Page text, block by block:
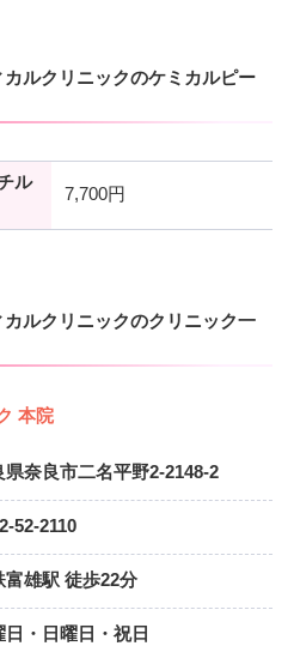
ルクリニックのケミカルピー
ル
7,700円
ルクリニックのクリニック一
本院
県奈良市二名平野2-2148-2
52-2110
富雄駅 徒歩22分
日・日曜日・祝日